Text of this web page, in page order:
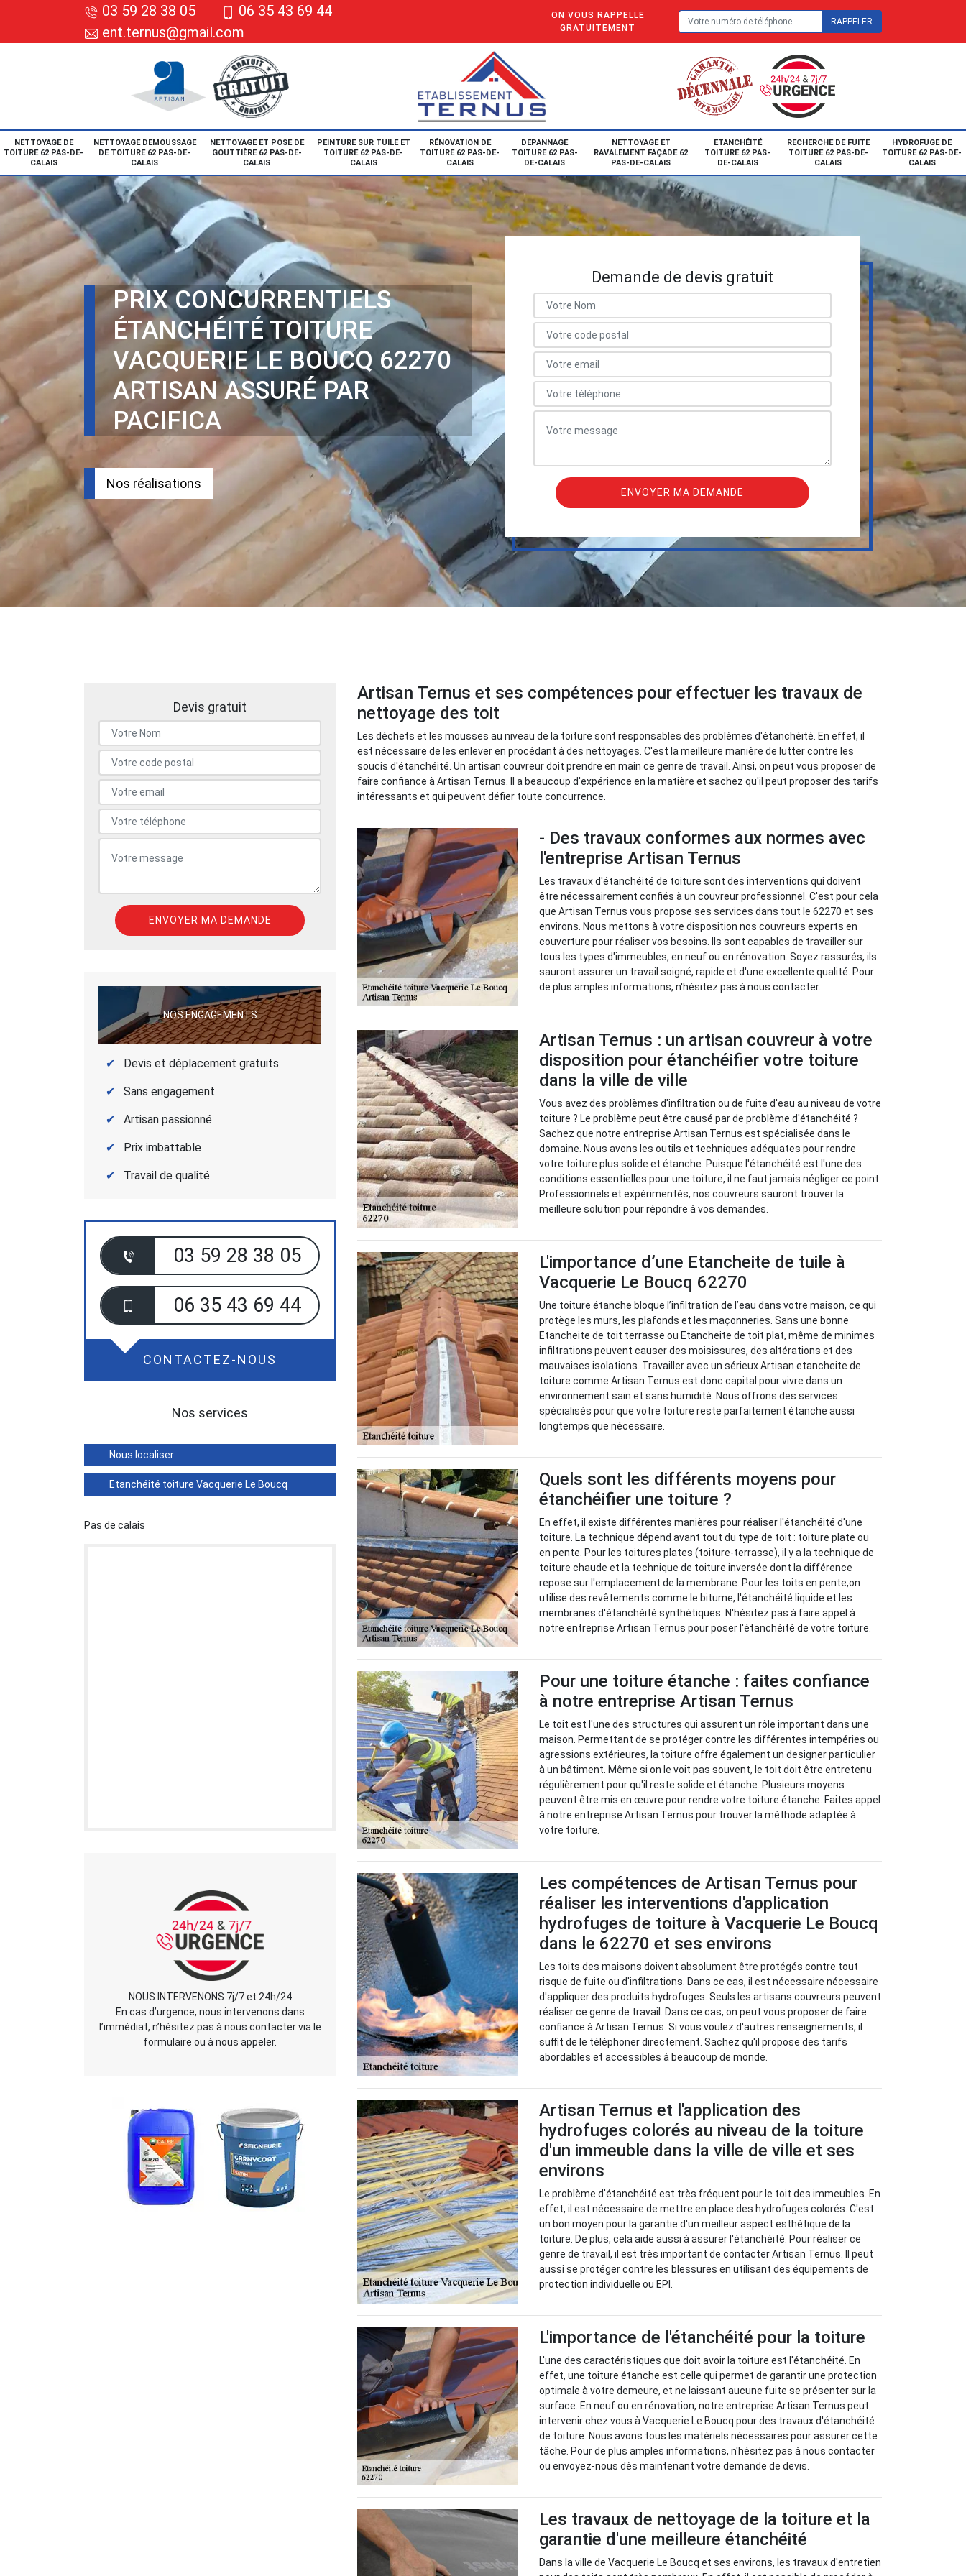
03 59 28 38 05
06 35 43 69 44
ent.ternus@gmail.com
ON VOUS RAPPELLE
GRATUITEMENT
NETTOYAGE DE
TOITURE 62 PAS-DE-
CALAIS
NETTOYAGE DEMOUSSAGE
DE TOITURE 62 PAS-DE-
CALAIS
NETTOYAGE ET POSE DE
GOUTTIÈRE 62 PAS-DE-
CALAIS
PEINTURE SUR TUILE ET
TOITURE 62 PAS-DE-
CALAIS
RÉNOVATION DE
TOITURE 62 PAS-DE-
CALAIS
DEPANNAGE
TOITURE 62 PAS-
DE-CALAIS
NETTOYAGE ET
RAVALEMENT FAÇADE 62
PAS-DE-CALAIS
ETANCHÉITÉ
TOITURE 62 PAS-
DE-CALAIS
RECHERCHE DE FUITE
TOITURE 62 PAS-DE-
CALAIS
HYDROFUGE DE
TOITURE 62 PAS-DE-
CALAIS
PRIX CONCURRENTIELS
ÉTANCHÉITÉ TOITURE
VACQUERIE LE BOUCQ 62270
ARTISAN ASSURÉ PAR
PACIFICA
Nos réalisations
Demande de devis gratuit
Devis gratuit
NOS ENGAGEMENTS
Devis et déplacement gratuits
Sans engagement
Artisan passionné
Prix imbattable
Travail de qualité
03 59 28 38 05
06 35 43 69 44
CONTACTEZ-NOUS
Nos services
Nous localiser
Etanchéité toiture Vacquerie Le Boucq
Pas de calais
NOUS INTERVENONS 7j/7 et 24h/24
En cas d’urgence, nous intervenons dans
l’immédiat, n’hésitez pas à nous contacter via le
formulaire ou à nous appeler.
Artisan Ternus et ses compétences pour effectuer les travaux de
nettoyage des toit
Les déchets et les mousses au niveau de la toiture sont responsables des problèmes d'étanchéité. En effet, il
est nécessaire de les enlever en procédant à des nettoyages. C'est la meilleure manière de lutter contre les
soucis d'étanchéité. Un artisan couvreur doit prendre en main ce genre de travail. Ainsi, on peut vous proposer de
faire confiance à Artisan Ternus. Il a beaucoup d'expérience en la matière et sachez qu'il peut proposer des tarifs
intéressants et qui peuvent défier toute concurrence.
- Des travaux conformes aux normes avec
l'entreprise Artisan Ternus
Les travaux d'étanchéité de toiture sont des interventions qui doivent
être nécessairement confiés à un couvreur professionnel. C'est pour cela
que Artisan Ternus vous propose ses services dans tout le 62270 et ses
environs. Nous mettons à votre disposition nos couvreurs experts en
couverture pour réaliser vos besoins. Ils sont capables de travailler sur
tous les types d'immeubles, en neuf ou en rénovation. Soyez rassurés, ils
sauront assurer un travail soigné, rapide et d'une excellente qualité. Pour
de plus amples informations, n'hésitez pas à nous contacter.
Artisan Ternus : un artisan couvreur à votre
disposition pour étanchéifier votre toiture
dans la ville de ville
Vous avez des problèmes d'infiltration ou de fuite d'eau au niveau de votre
toiture ? Le problème peut être causé par de problème d'étanchéité ?
Sachez que notre entreprise Artisan Ternus est spécialisée dans le
domaine. Nous avons les outils et techniques adéquates pour rendre
votre toiture plus solide et étanche. Puisque l'étanchéité est l'une des
conditions essentielles pour une toiture, il ne faut jamais négliger ce point.
Professionnels et expérimentés, nos couvreurs sauront trouver la
meilleure solution pour répondre à vos demandes.
L'importance d’une Etancheite de tuile à
Vacquerie Le Boucq 62270
Une toiture étanche bloque l’infiltration de l’eau dans votre maison, ce qui
protège les murs, les plafonds et les maçonneries. Sans une bonne
Etancheite de toit terrasse ou Etancheite de toit plat, même de minimes
infiltrations peuvent causer des moisissures, des altérations et des
mauvaises isolations. Travailler avec un sérieux Artisan etancheite de
toiture comme Artisan Ternus est donc capital pour vivre dans un
environnement sain et sans humidité. Nous offrons des services
spécialisés pour que votre toiture reste parfaitement étanche aussi
longtemps que nécessaire.
Quels sont les différents moyens pour
étanchéifier une toiture ?
En effet, il existe différentes manières pour réaliser l'étanchéité d'une
toiture. La technique dépend avant tout du type de toit : toiture plate ou
en pente. Pour les toitures plates (toiture-terrasse), il y a la technique de
toiture chaude et la technique de toiture inversée dont la différence
repose sur l'emplacement de la membrane. Pour les toits en pente,on
utilise des revêtements comme le bitume, l'étanchéité liquide et les
membranes d'étanchéité synthétiques. N'hésitez pas à faire appel à
notre entreprise Artisan Ternus pour poser l'étanchéité de votre toiture.
Pour une toiture étanche : faites confiance
à notre entreprise Artisan Ternus
Le toit est l'une des structures qui assurent un rôle important dans une
maison. Permettant de se protéger contre les différentes intempéries ou
agressions extérieures, la toiture offre également un designer particulier
à un bâtiment. Même si on le voit pas souvent, le toit doit être entretenu
régulièrement pour qu'il reste solide et étanche. Plusieurs moyens
peuvent être mis en œuvre pour rendre votre toiture étanche. Faites appel
à notre entreprise Artisan Ternus pour trouver la méthode adaptée à
votre toiture.
Les compétences de Artisan Ternus pour
réaliser les interventions d'application
hydrofuges de toiture à Vacquerie Le Boucq
dans le 62270 et ses environs
Les toits des maisons doivent absolument être protégés contre tout
risque de fuite ou d'infiltrations. Dans ce cas, il est nécessaire nécessaire
d'appliquer des produits hydrofuges. Seuls les artisans couvreurs peuvent
réaliser ce genre de travail. Dans ce cas, on peut vous proposer de faire
confiance à Artisan Ternus. Si vous voulez d'autres renseignements, il
suffit de le téléphoner directement. Sachez qu'il propose des tarifs
abordables et accessibles à beaucoup de monde.
Artisan Ternus et l'application des
hydrofuges colorés au niveau de la toiture
d'un immeuble dans la ville de ville et ses
environs
Le problème d'étanchéité est très fréquent pour le toit des immeubles. En
effet, il est nécessaire de mettre en place des hydrofuges colorés. C'est
un bon moyen pour la garantie d'un meilleur aspect esthétique de la
toiture. De plus, cela aide aussi à assurer l'étanchéité. Pour réaliser ce
genre de travail, il est très important de contacter Artisan Ternus. Il peut
aussi se protéger contre les blessures en utilisant des équipements de
protection individuelle ou EPI.
L'importance de l'étanchéité pour la toiture
L'une des caractéristiques que doit avoir la toiture est l'étanchéité. En
effet, une toiture étanche est celle qui permet de garantir une protection
optimale à votre demeure, et ne laissant aucune fuite se présenter sur la
surface. En neuf ou en rénovation, notre entreprise Artisan Ternus peut
intervenir chez vous à Vacquerie Le Boucq pour des travaux d'étanchéité
de toiture. Nous avons tous les matériels nécessaires pour assurer cette
tâche. Pour de plus amples informations, n'hésitez pas à nous contacter
ou envoyez-nous dès maintenant votre demande de devis.
Les travaux de nettoyage de la toiture et la
garantie d'une meilleure étanchéité
Dans la ville de Vacquerie Le Boucq et ses environs, les travaux d'entretien